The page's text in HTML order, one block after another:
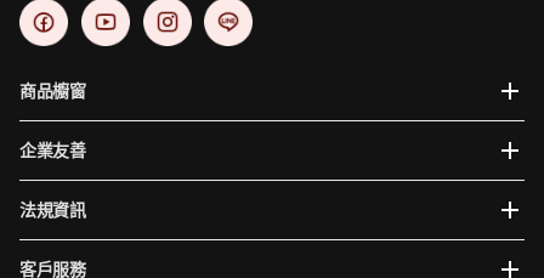
商品櫥窗
企業友善
法規資訊
客戶服務